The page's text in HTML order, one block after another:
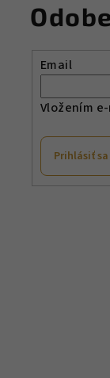
Email
Vložením
Prihlásiť sa